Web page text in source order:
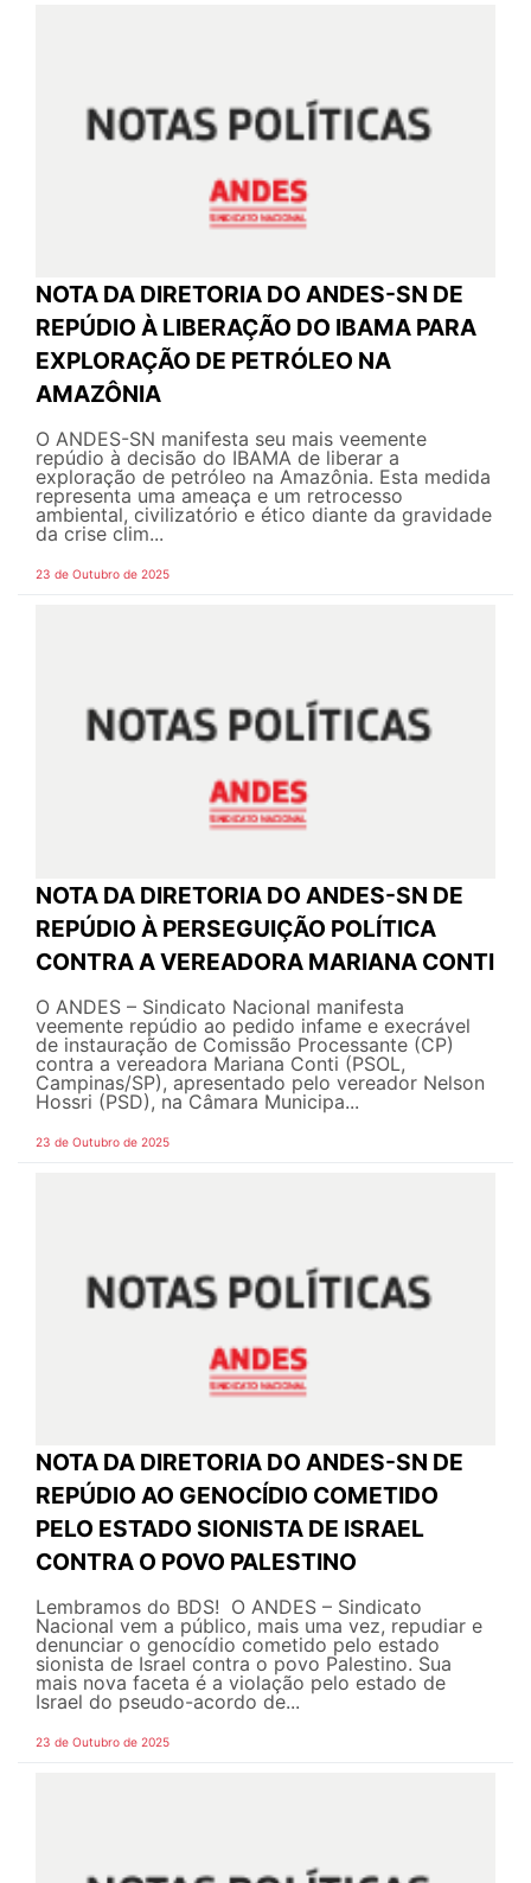
NOTA DA DIRETORIA DO ANDES-SN DE
REPÚDIO À LIBERAÇÃO DO IBAMA PARA
EXPLORAÇÃO DE PETRÓLEO NA
AMAZÔNIA
O ANDES-SN manifesta seu mais veemente
repúdio à decisão do IBAMA de liberar a
exploração de petróleo na Amazônia. Esta medida
representa uma ameaça e um retrocesso
ambiental, civilizatório e ético diante da gravidade
da crise clim...
23 de Outubro de 2025
NOTA DA DIRETORIA DO ANDES-SN DE
REPÚDIO À PERSEGUIÇÃO POLÍTICA
CONTRA A VEREADORA MARIANA CONTI
O ANDES – Sindicato Nacional manifesta
veemente repúdio ao pedido infame e execrável
de instauração de Comissão Processante (CP)
contra a vereadora Mariana Conti (PSOL,
Campinas/SP), apresentado pelo vereador Nelson
Hossri (PSD), na Câmara Municipa...
23 de Outubro de 2025
NOTA DA DIRETORIA DO ANDES-SN DE
REPÚDIO AO GENOCÍDIO COMETIDO
PELO ESTADO SIONISTA DE ISRAEL
CONTRA O POVO PALESTINO
Lembramos do BDS! O ANDES – Sindicato
Nacional vem a público, mais uma vez, repudiar e
denunciar o genocídio cometido pelo estado
sionista de Israel contra o povo Palestino. Sua
mais nova faceta é a violação pelo estado de
Israel do pseudo-acordo de...
23 de Outubro de 2025